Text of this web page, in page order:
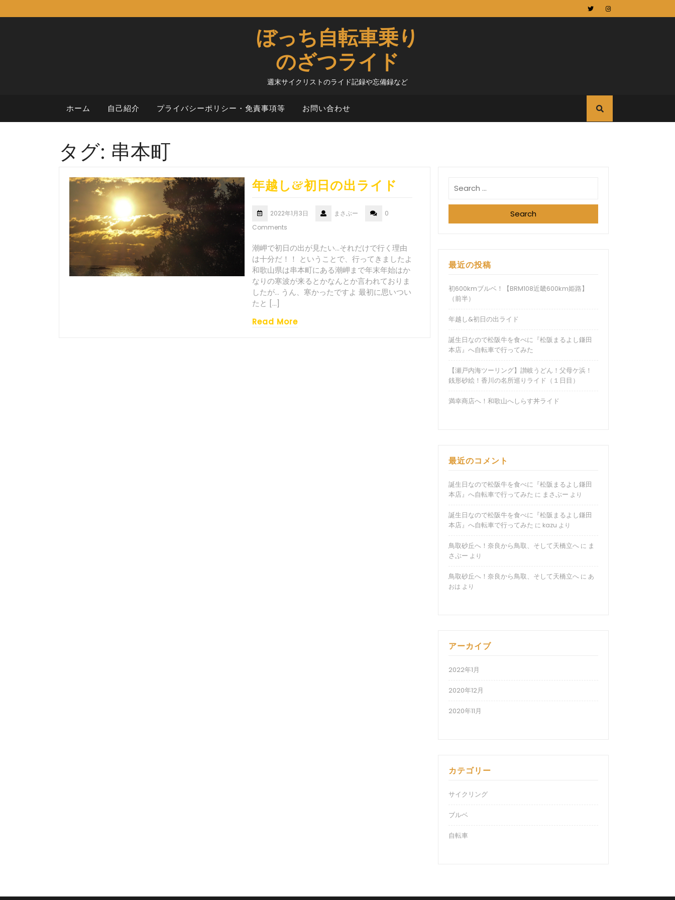
to
ぼっち自転車乗り
のざつライド
週末サイクリストのライド記録や忘備録など
ホーム 自己紹介 プライバシーポリシー・免責事項等 お問い合わせ
タグ: 串本町
年越し&初日の出ライド
2022年1月3日 まさぶー
0
Comments
潮岬で初日の出が見たい…それだけで行く理由
は十分だ！！ ということで、行ってきましたよ
和歌山県は串本町にある潮岬まで年末年始はか
なりの寒波が来るとかなんとか言われておりま
したが… うん、寒かったですよ 最初に思いつい
たと […]
Read More
Search
最近の投稿
初600kmブルベ！【BRM108近畿600km姫路】
（前半）
年越し&初日の出ライド
誕生日なので松阪牛を食べに『松阪まるよし鎌田
本店』へ自転車で行ってみた
【瀬戸内海ツーリング】讃岐うどん！父母ケ浜！
銭形砂絵！香川の名所巡りライド（１日目）
満幸商店へ！和歌山へしらす丼ライド
最近のコメント
誕生日なので松阪牛を食べに『松阪まるよし鎌田
本店』へ自転車で行ってみた に まさぶー より
誕生日なので松阪牛を食べに『松阪まるよし鎌田
本店』へ自転車で行ってみた に kazu より
鳥取砂丘へ！奈良から鳥取、そして天橋立へ に ま
さぶー より
鳥取砂丘へ！奈良から鳥取、そして天橋立へ に あ
おは より
アーカイブ
2022年1月
2020年12月
2020年11月
カテゴリー
サイクリング
ブルベ
自転車